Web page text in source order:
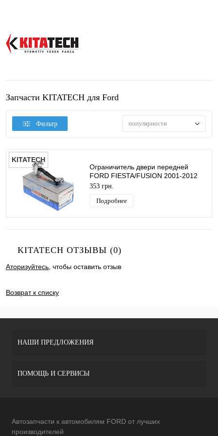
Запчасти KITATECH для Ford
Фильтр популярности
KITATECH
Ограничитель двери передней
FORD FIESTA/FUSION 2001-2012
(Правый/Левый) KITATECH
353 грн.
Подробнее
KITATECH ОТЗЫВЫ (0)
Аторизуйтесь , чтобы оставить отзыв
Возврат к списку
НАШИ ПРЕДЛОЖЕНИЯ
ПОМОЩЬ И СЕРВИСЫ
Автозапчасти к автомобилям FORD от лучших
производителей